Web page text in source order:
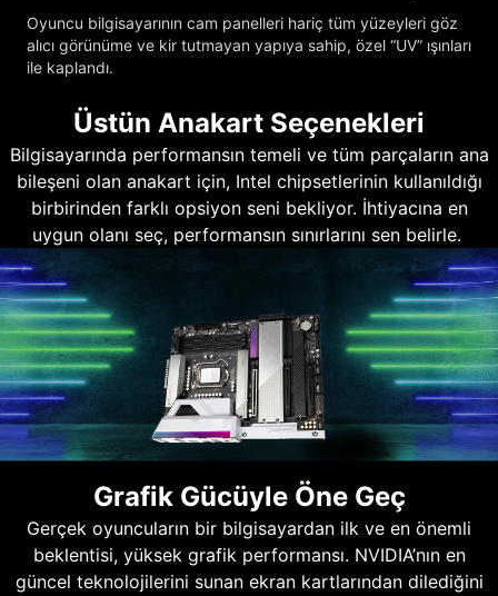
Oyuncu bilgisayarının cam panelleri hariç tüm yüzeyleri göz
alıcı görünüme ve kir tutmayan yapıya sahip, özel “UV” ışınları
ile kaplandı.
Üstün Anakart Seçenekleri
Bilgisayarında performansın temeli ve tüm parçaların ana
bileşeni olan anakart için, Intel chipsetlerinin kullanıldığı
birbirinden farklı opsiyon seni bekliyor. İhtiyacına en
uygun olanı seç, performansın sınırlarını sen belirle.
Grafik Gücüyle Öne Geç
Gerçek oyuncuların bir bilgisayardan ilk ve en önemli
beklentisi, yüksek grafik performansı. NVIDIA’nın en
güncel teknolojilerini sunan ekran kartlarından dilediğini